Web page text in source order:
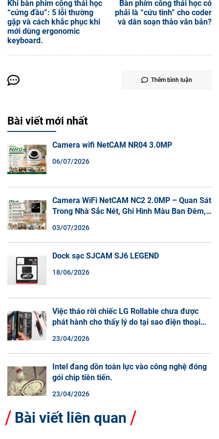
Khi bàn phím công thái học
“cứng đầu”: 5 lỗi thường
gặp và cách khắc phục khi
mới dùng ergonomic
keyboard.
Bàn phím công thái học có
phải là “cứu tinh” cho coder
và dân soạn thảo văn bản?
Thêm bình luận
Bài viết mới nhất
Camera wifi NetCAM NR04 3.0MP
06/07/2026
Camera WiFi NetCAM NC2 2.0MP – Quan Sát
Trong Nhà Sắc Nét, Ghi Hình Màu Ban Đêm,
03/07/2026
Dock sạc SJCAM SJ6 LEGEND
18/06/2026
Việc tháo rời chiếc LG Rollable chưa được
phát hành cho thấy lý do tại sao điện thoại
23/04/2026
Intel đang dồn toàn lực vào công nghệ đóng
gói chip tiên tiến.
23/04/2026
Bài viết liên quan